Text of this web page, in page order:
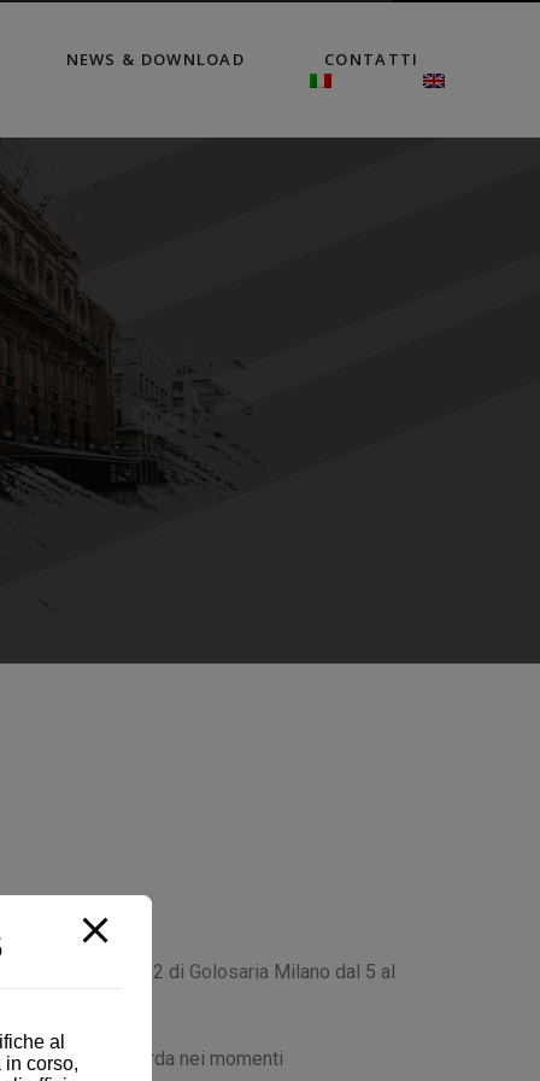
NEWS & DOWNLOAD CONTATTI
dell’edizione 2022 di Golosaria Milano dal 5 al
del Lago di Garda nei momenti
al
corso,